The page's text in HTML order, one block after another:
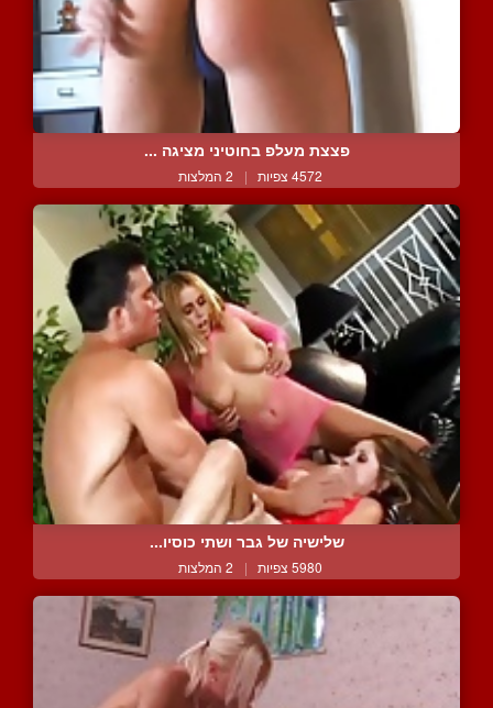
פצצת מעלפ בחוטיני מציגה ...
4572 צפיות | 2 המלצות
שלישיה של גבר ושתי כוסיו...
5980 צפיות | 2 המלצות